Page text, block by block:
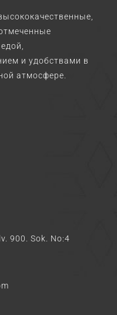
и удобствами в
атмосфере.
900. Sok. No:4